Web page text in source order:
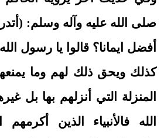
صلى الله عليه وآله وسلم:
أفضل ايمانا؟ قالوا يا رسول
كذلك ويحق ذلك لهم وما
المنزلة التي أنزلهم بها بل
الله فالأنبياء الذين أكرمهم